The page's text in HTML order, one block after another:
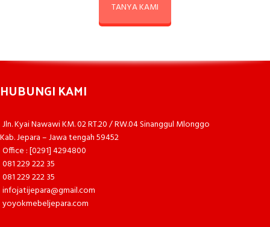
TANYA KAMI
HUBUNGI KAMI
Jln. Kyai Nawawi KM. 02 RT.20 / RW.04 Sinanggul Mlonggo
Kab. Jepara – Jawa tengah 59452
Office : [0291] 4294800
081 229 222 35
081 229 222 35
infojatijepara@gmail.com
yoyokmebeljepara.com